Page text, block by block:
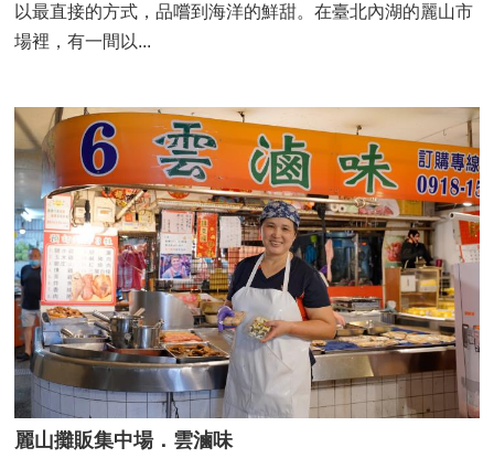
以最直接的方式，品嚐到海洋的鮮甜。在臺北內湖的麗山市
場裡，有一間以...
麗山攤販集中場．雲滷味